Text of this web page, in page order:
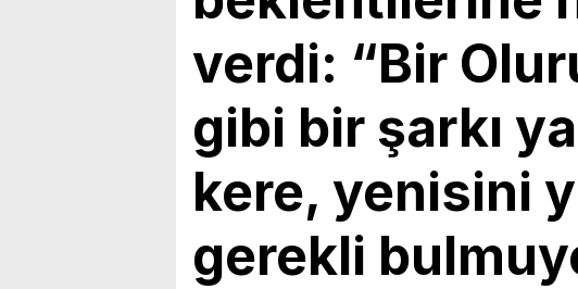
verdi: “Bir
gibi bir şarkı
kere, yenisini
gerekli